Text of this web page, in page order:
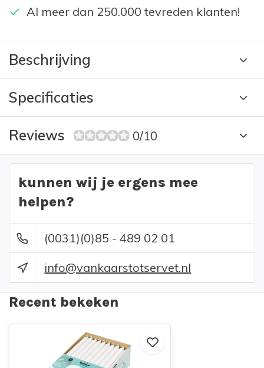
Al meer dan 250.000 tevreden klanten!
Beschrijving
Specificaties
Reviews 0/10
kunnen wij je ergens mee
helpen?
(0031)(0)85 - 489 02 01
info@vankaarstotservet.nl
Recent bekeken